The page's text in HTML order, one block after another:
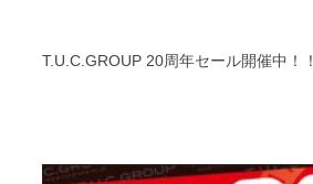
T.U.C.GROUP 20周年セール開催中！！